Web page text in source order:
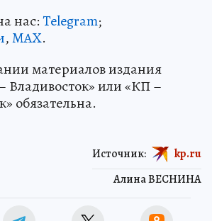
нас:Telegram;
,MAX.
материалов издания
Владивосток» или «КП –
обязательна.
Алина ВЕСНИНА
Источник: kp.ru